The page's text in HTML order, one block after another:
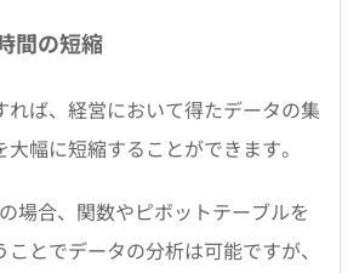
間の短縮
れば、経営において得たデータの集
幅に短縮することができます。
場合、関数やピボットテーブルを
とでデータの分析は可能ですが、